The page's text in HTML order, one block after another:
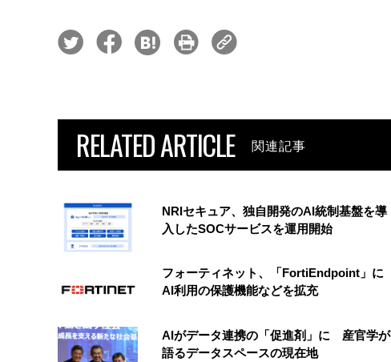
RELATED ARTICLE 関連記事
NRIセキュア、独自開発のAI統制基盤を導
入したSOCサービスを運用開始
フォーティネット、「FortiEndpoint」に
AI利用の保護機能などを拡充
AIがデータ連携の「促進剤」に 産官学が
語るデータスペースの現在地